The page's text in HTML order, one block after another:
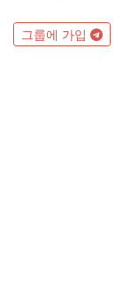
그룹에 가입